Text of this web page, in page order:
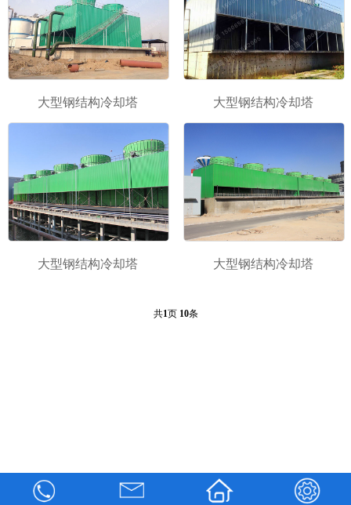
大型钢结构冷却塔 大型钢结构冷却塔
大型钢结构冷却塔 大型钢结构冷却塔
共1页 10条